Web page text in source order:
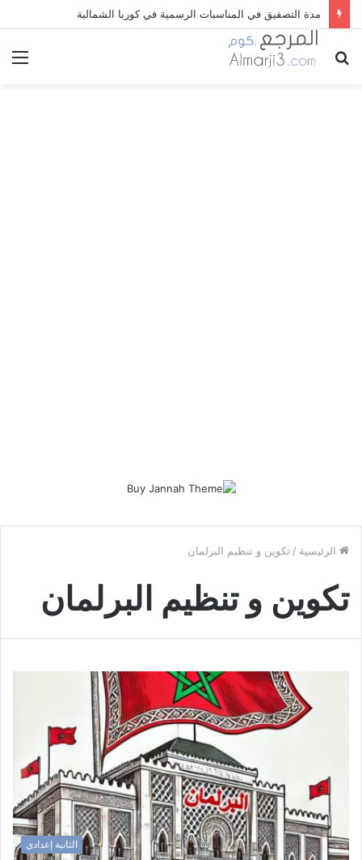
مدة التصفيق في المناسبات الرسمية في كوريا الشمالية
بحث
الرئيسية / تكوين و تنظيم البرلمان
تكوين و تنظيم البرلمان
الثانية إعدادي